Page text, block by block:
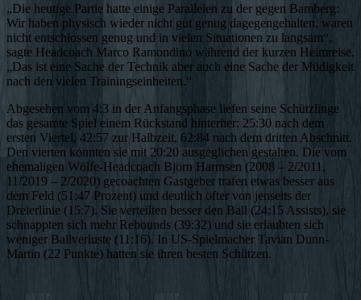
„Die heutige Partie hatte einige Parallelen zu der gegen Bamberg:
Wir haben physisch wieder nicht gut genug dagegengehalten, waren
nicht entschlossen genug und in vielen Situationen zu langsam“,
sagte Headcoach Marco Ramondino während der kurzen Heimreise.
„Das ist eine Sache der Technik aber auch eine Sache der Müdigkeit
nach den vielen Trainingseinheiten.“
Abgesehen vom 4:3 in der Anfangsphase liefen seine Schützlinge
das gesamte Spiel einem Rückstand hinterher: 25:30 nach dem
ersten Viertel, 42:57 zur Halbzeit, 62:84 nach dem dritten Abschnitt.
Den vierten konnten sie mit 20:20 ausgeglichen gestalten. Die vom
ehemaligen Wölfe-Headcoach Björn Harmsen (2008 – 2/2011,
11/2019 – 2/2020) gecoachten Gastgeber trafen etwas besser aus
dem Feld (51:47 Prozent) und deutlich öfter von jenseits der
Dreierlinie (15:7). Sie verteilten besser den Ball (24:15 Assists), sie
schnappten sich mehr Rebounds (39:32) und sie erlaubten sich
weniger Ballverluste (11:16). In US-Spielmacher Tavian Dunn-
Martin (22 Punkte) hatten sie ihren besten Schützen.